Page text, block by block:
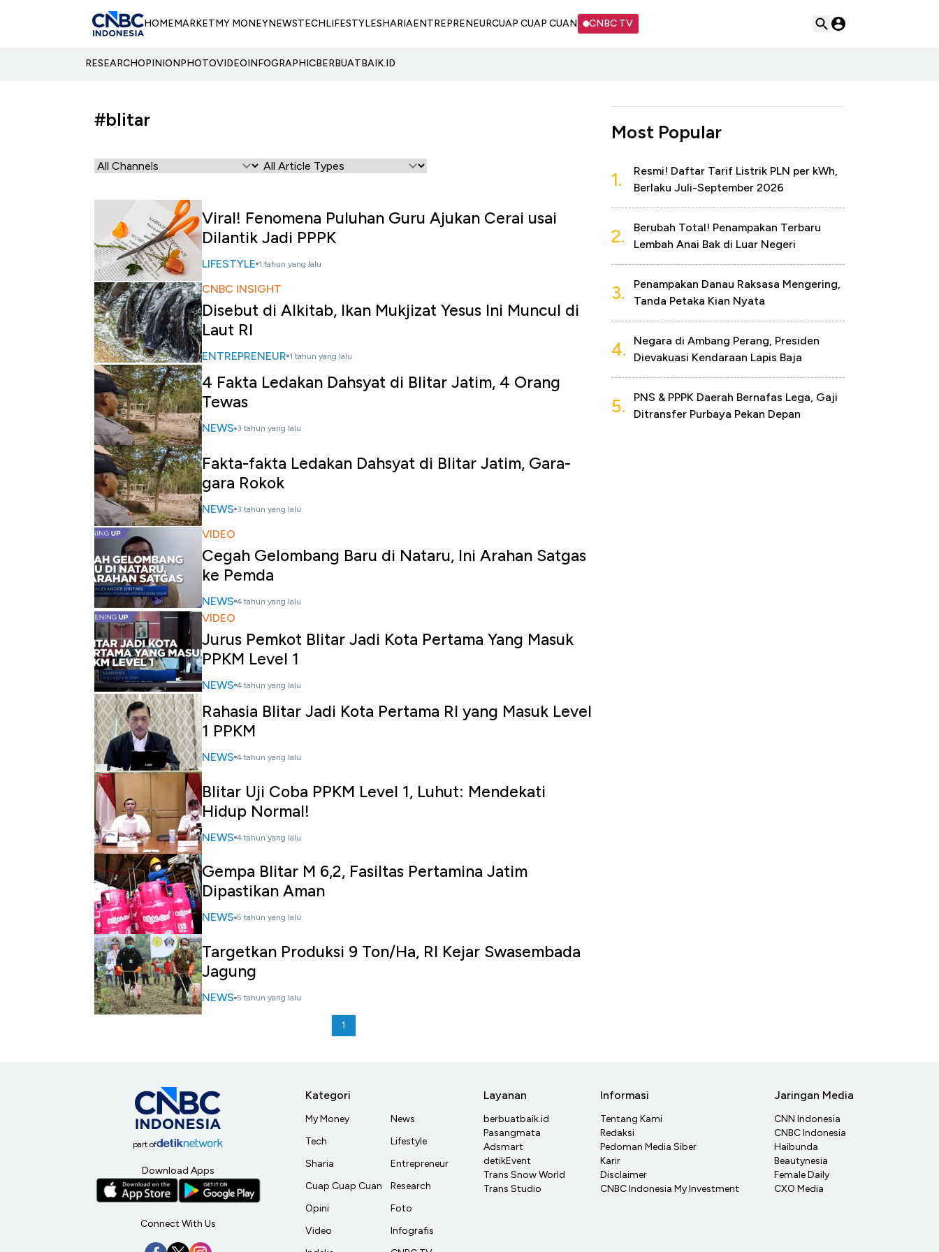
HOMEMARKETMY MONEYNEWSTECHLIFESTYLESHARIAENTREPRENEURCUAP CUAP CUAN CNBC TV
RESEARCHOPINIONPHOTOVIDEOINFOGRAPHICBERBUATBAIK.ID
#blitar
Viral! Fenomena Puluhan Guru Ajukan Cerai usai
Dilantik Jadi PPPK
LIFESTYLE 1 tahun yang lalu
CNBC INSIGHT
Disebut di Alkitab, Ikan Mukjizat Yesus Ini Muncul di
Laut RI
ENTREPRENEUR 1 tahun yang lalu
4 Fakta Ledakan Dahsyat di Blitar Jatim, 4 Orang
Tewas
NEWS 3 tahun yang lalu
Fakta-fakta Ledakan Dahsyat di Blitar Jatim, Gara-
gara Rokok
NEWS 3 tahun yang lalu
VIDEO
Cegah Gelombang Baru di Nataru, Ini Arahan Satgas
ke Pemda
NEWS 4 tahun yang lalu
VIDEO
Jurus Pemkot Blitar Jadi Kota Pertama Yang Masuk
PPKM Level 1
NEWS 4 tahun yang lalu
Rahasia Blitar Jadi Kota Pertama RI yang Masuk Level
1 PPKM
NEWS 4 tahun yang lalu
Blitar Uji Coba PPKM Level 1, Luhut: Mendekati
Hidup Normal!
NEWS 4 tahun yang lalu
Gempa Blitar M 6,2, Fasiltas Pertamina Jatim
Dipastikan Aman
NEWS 5 tahun yang lalu
Targetkan Produksi 9 Ton/Ha, RI Kejar Swasembada
Jagung
NEWS 5 tahun yang lalu
1
Most Popular
1.
Resmi! Daftar Tarif Listrik PLN per kWh,
Berlaku Juli-September 2026
2.
Berubah Total! Penampakan Terbaru
Lembah Anai Bak di Luar Negeri
3.
Penampakan Danau Raksasa Mengering,
Tanda Petaka Kian Nyata
4.
Negara di Ambang Perang, Presiden
Dievakuasi Kendaraan Lapis Baja
5.
PNS & PPPK Daerah Bernafas Lega, Gaji
Ditransfer Purbaya Pekan Depan
part of
Download Apps
Connect With Us
Kategori
My Money
Tech
Sharia
Cuap Cuap Cuan
Opini
Video
News
Lifestyle
Entrepreneur
Research
Foto
Infografis
Layanan
berbuatbaik.id
Pasangmata
Adsmart
detikEvent
Trans Snow World
Trans Studio
Informasi
Tentang Kami
Redaksi
Pedoman Media Siber
Karir
Disclaimer
CNBC Indonesia My Investment
Jaringan Media
CNN Indonesia
CNBC Indonesia
Haibunda
Beautynesia
Female Daily
CXO Media